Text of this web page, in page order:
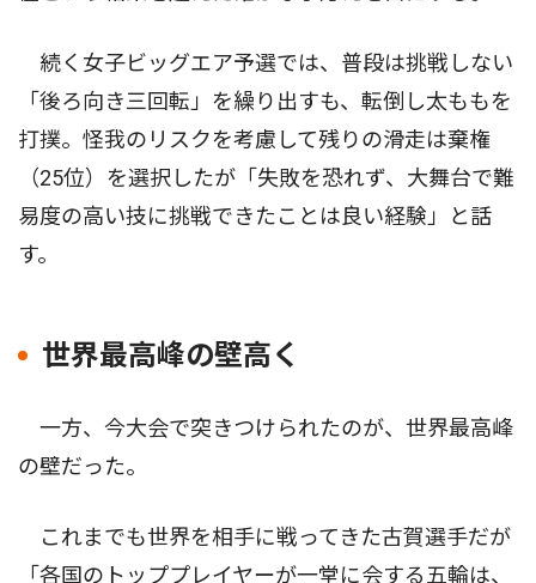
続く女子ビッグエア予選では、普段は挑戦しない
「後ろ向き三回転」を繰り出すも、転倒し太ももを
打撲。怪我のリスクを考慮して残りの滑走は棄権
（25位）を選択したが「失敗を恐れず、大舞台で難
易度の高い技に挑戦できたことは良い経験」と話
す。
世界最高峰の壁高く
一方、今大会で突きつけられたのが、世界最高峰
の壁だった。
これまでも世界を相手に戦ってきた古賀選手だが
「各国のトッププレイヤーが一堂に会する五輪は、